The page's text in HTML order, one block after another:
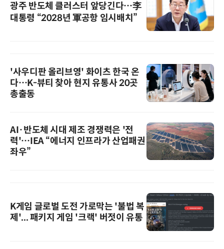
광주 반도체 클러스터 앞당긴다…李
대통령 “2028년 軍공항 임시배치”
'사우디판 올리브영' 화이츠 한국 온
다…K-뷰티 찾아 현지 유통사 20곳
총출동
AI·반도체 시대 제조 경쟁력은 '전
력'…IEA “에너지 인프라가 산업패권
좌우”
K게임 글로벌 도전 가로막는 '불법 복
제'... 패키지 게임 '크랙' 버젓이 유통